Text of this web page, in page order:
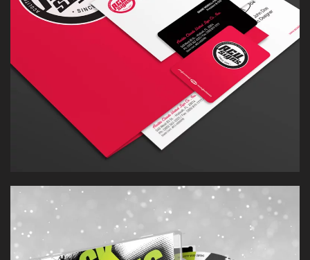
Rediseño del sistema de marca para una empresa de
cartelería arquitectónica del sur de Florida — con más
de 75 años de trayectoria en el paisaje visual de Miami.
[VER CASO]